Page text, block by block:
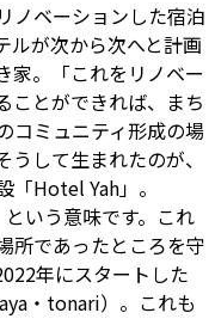
ノベーションした宿泊
ルが次から次へと計画
――。「これをリノベー
ことができれば、まち
コミュニティ形成の場
して生まれたのが、
Hotel Yah」。
いう意味です。これ
所であったところを守
年にスタートした
・tonari）。これも